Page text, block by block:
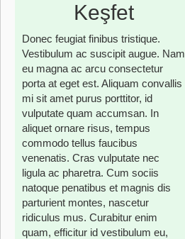
Keşfet
Donec feugiat finibus tristique.
Vestibulum ac suscipit augue. Nam
eu magna ac arcu consectetur
porta at eget est. Aliquam convallis
mi sit amet purus porttitor, id
vulputate quam accumsan. In
aliquet ornare risus, tempus
commodo tellus faucibus
venenatis. Cras vulputate nec
ligula ac pharetra. Cum sociis
natoque penatibus et magnis dis
parturient montes, nascetur
ridiculus mus. Curabitur enim
quam, efficitur id vestibulum eu,